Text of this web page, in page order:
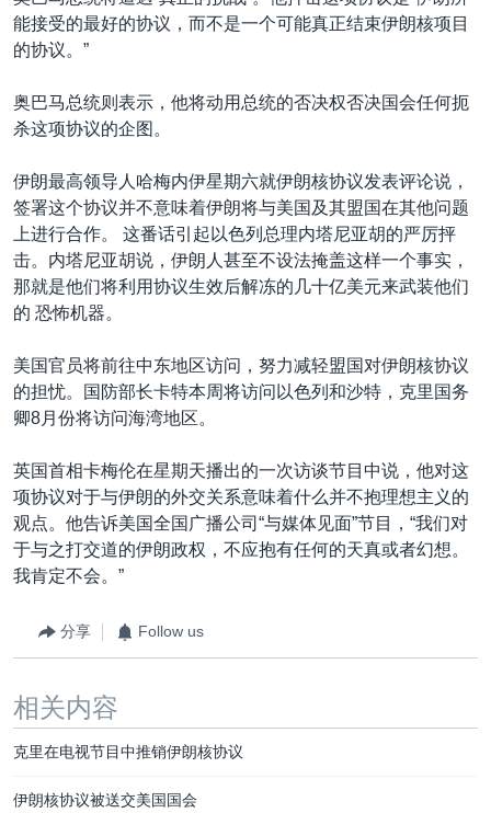
能接受的最好的协议，而不是一个可能真正结束伊朗核项目
的协议。”
奥巴马总统则表示，他将动用总统的否决权否决国会任何扼
杀这项协议的企图。
伊朗最高领导人哈梅内伊星期六就伊朗核协议发表评论说，
签署这个协议并不意味着伊朗将与美国及其盟国在其他问题
上进行合作。 这番话引起以色列总理内塔尼亚胡的严厉抨
击。内塔尼亚胡说，伊朗人甚至不设法掩盖这样一个事实，
那就是他们将利用协议生效后解冻的几十亿美元来武装他们
的 恐怖机器。
美国官员将前往中东地区访问，努力减轻盟国对伊朗核协议
的担忧。国防部长卡特本周将访问以色列和沙特，克里国务
卿8月份将访问海湾地区。
英国首相卡梅伦在星期天播出的一次访谈节目中说，他对这
项协议对于与伊朗的外交关系意味着什么并不抱理想主义的
观点。他告诉美国全国广播公司“与媒体见面”节目，“我们对
于与之打交道的伊朗政权，不应抱有任何的天真或者幻想。
我肯定不会。”
分享 Follow us
相关内容
克里在电视节目中推销伊朗核协议
伊朗核协议被送交美国国会